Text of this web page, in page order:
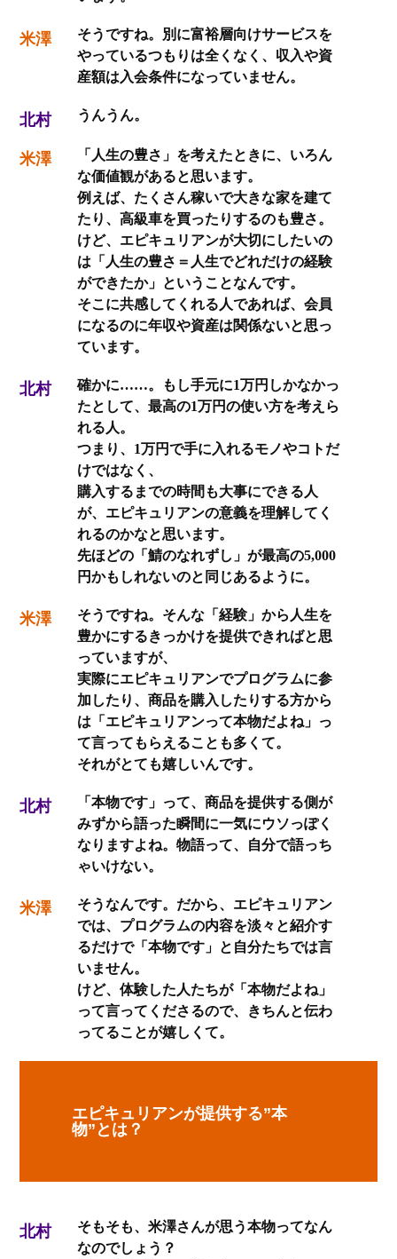
米澤
そうですね。別に富裕層向けサービスを
やっているつもりは全くなく、収入や資
産額は入会条件になっていません。
北村 うんうん。
米澤
「人生の豊さ」を考えたときに、いろん
な価値観があると思います。
例えば、たくさん稼いで大きな家を建て
たり、高級車を買ったりするのも豊さ。
けど、エピキュリアンが大切にしたいの
は「人生の豊さ＝人生でどれだけの経験
ができたか」ということなんです。
そこに共感してくれる人であれば、会員
になるのに年収や資産は関係ないと思っ
ています。
北村
確かに……。もし手元に1万円しかなかっ
たとして、最高の1万円の使い方を考えら
れる人。
つまり、1万円で手に入れるモノやコトだ
けではなく、
購入するまでの時間も大事にできる人
が、エピキュリアンの意義を理解してく
れるのかなと思います。
先ほどの「鯖のなれずし」が最高の5,000
円かもしれないのと同じあるように。
米澤
そうですね。そんな「経験」から人生を
豊かにするきっかけを提供できればと思
っていますが、
実際にエピキュリアンでプログラムに参
加したり、商品を購入したりする方から
は「エピキュリアンって本物だよね」っ
て言ってもらえることも多くて。
それがとても嬉しいんです。
北村
「本物です」って、商品を提供する側が
みずから語った瞬間に一気にウソっぽく
なりますよね。物語って、自分で語っち
ゃいけない。
米澤
そうなんです。だから、エピキュリアン
では、プログラムの内容を淡々と紹介す
るだけで「本物です」と自分たちでは言
いません。
けど、体験した人たちが「本物だよね」
って言ってくださるので、きちんと伝わ
ってることが嬉しくて。
エピキュリアンが提供する”本
物”とは？
北村
そもそも、米澤さんが思う本物ってなん
なのでしょう？